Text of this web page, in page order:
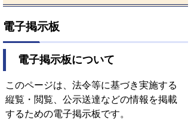
電子掲示板
電子掲示板について
このページは、法令等に基づき実施する
縦覧・閲覧、公示送達などの情報を掲載
するための電子掲示板です。